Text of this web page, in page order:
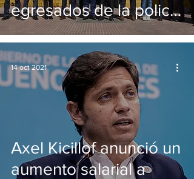
egresados de la policía
de la Provincia
Axel Kicillof anunció un
aumento salarial a
14 oct 2021